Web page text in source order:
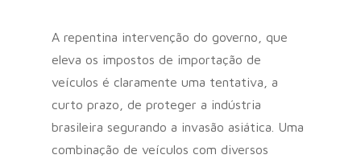
A repentina intervenção do governo, que
eleva os impostos de importação de
veículos é claramente uma tentativa, a
curto prazo, de proteger a indústria
brasileira segurando a invasão asiática. Uma
combinação de veículos com diversos